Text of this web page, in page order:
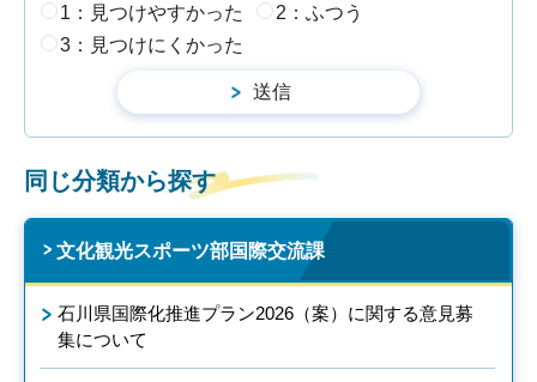
1：見つけやすかった
2：ふつう
3：見つけにくかった
同じ分類から探す
文化観光スポーツ部国際交流課
石川県国際化推進プラン2026（案）に関する意見募
集について